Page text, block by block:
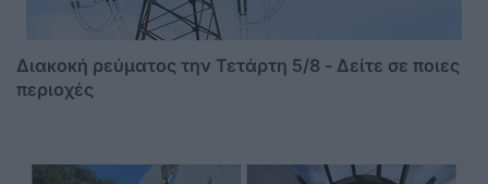
Διακοκή ρεύματος την Τετάρτη 5/8 - Δείτε σε ποιες
περιοχές